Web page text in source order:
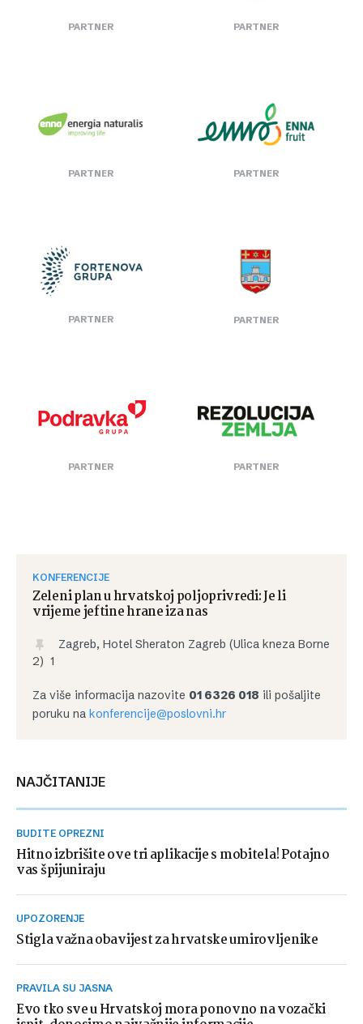
PARTNER PARTNER
PARTNER PARTNER
PARTNER PARTNER
PARTNER PARTNER
KONFERENCIJE
Zeleni plan u hrvatskoj poljoprivredi: Je li
vrijeme jeftine hrane iza nas
Zagreb, Hotel Sheraton Zagreb (Ulica kneza Borne
2) 1
Za više informacija nazovite 01 6326 018 ili pošaljite
poruku na konferencije@poslovni.hr
NAJČITANIJE
BUDITE OPREZNI
Hitno izbrišite ove tri aplikacije s mobitela! Potajno
vas špijuniraju
UPOZORENJE
Stigla važna obavijest za hrvatske umirovljenike
PRAVILA SU JASNA
Evo tko sve u Hrvatskoj mora ponovno na vozački